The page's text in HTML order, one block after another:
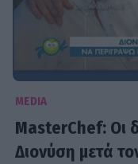
MEDIA
MasterChef: Οι
Διονύση μετά